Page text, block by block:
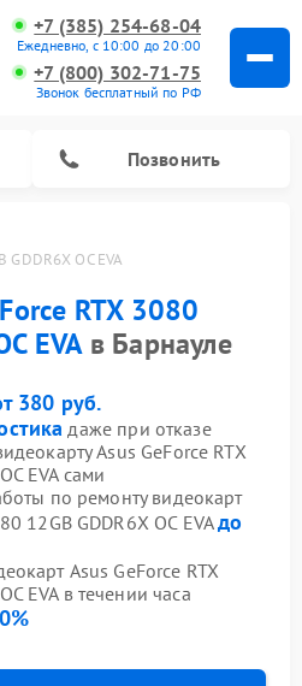
+7 (385) 254-68-04
Ежедневно, с 10:00 до 20:00
+7 (800) 302-71-75
Звонок бесплатный по РФ
Позвонить
GDDR6X OC EVA
RTX 3080
EVAв Барнауле
380 руб.
даже при отказе
Asus GeForce RTX
EVA сами
по ремонту видеокарт
12GB GDDR6X OC EVAдо
Asus GeForce RTX
EVA в течении часа